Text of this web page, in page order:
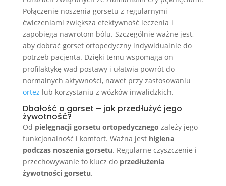
Połączenie noszenia gorsetu z regularnymi
ćwiczeniami zwiększa efektywność leczenia i
zapobiega nawrotom bólu. Szczególnie ważne jest,
aby dobrać gorset ortopedyczny indywidualnie do
potrzeb pacjenta. Dzięki temu wspomaga on
profilaktykę wad postawy i ułatwia powrót do
normalnych aktywności, nawet przy zastosowaniu
ortez lub korzystaniu z wózków inwalidzkich.
Dbałość o gorset – jak przedłużyć jego
żywotność?
Od pielęgnacji gorsetu ortopedycznego zależy jego
funkcjonalność i komfort. Ważna jest higiena
podczas noszenia gorsetu. Regularne czyszczenie i
przechowywanie to klucz do przedłużenia
żywotności gorsetu.